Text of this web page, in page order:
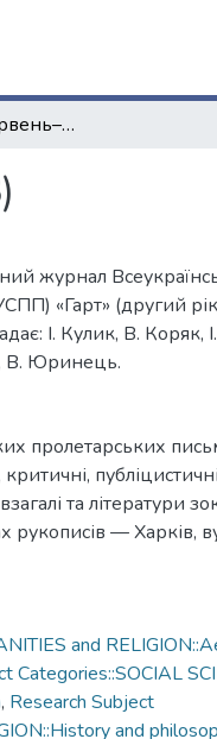
Гарт. – 1927. – Червень–липень (№ 2–3)
журнал
«Гарт» (другий
І. Кулик, В. Коряк,
В. Юринець.
пролетарських
та літератури
рукописів — Харків,
and
Categories::SOCIAL
, Research Subject
and